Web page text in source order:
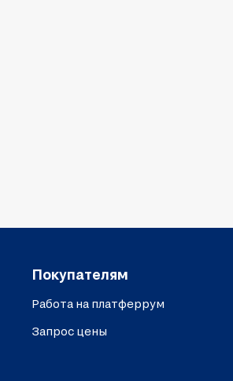
Покупателям
Работа на платферрум
Запрос цены